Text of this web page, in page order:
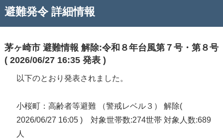
避難発令 詳細情報
茅ヶ崎市 避難情報 解除:令和８年台風第７号・第８号
( 2026/06/27 16:35 発表 )
以下のとおり発表されました。
小桜町：高齢者等避難 （警戒レベル３） 解除(
2026/06/27 16:05 ) 対象世帯数:274世帯 対象人数:689
人